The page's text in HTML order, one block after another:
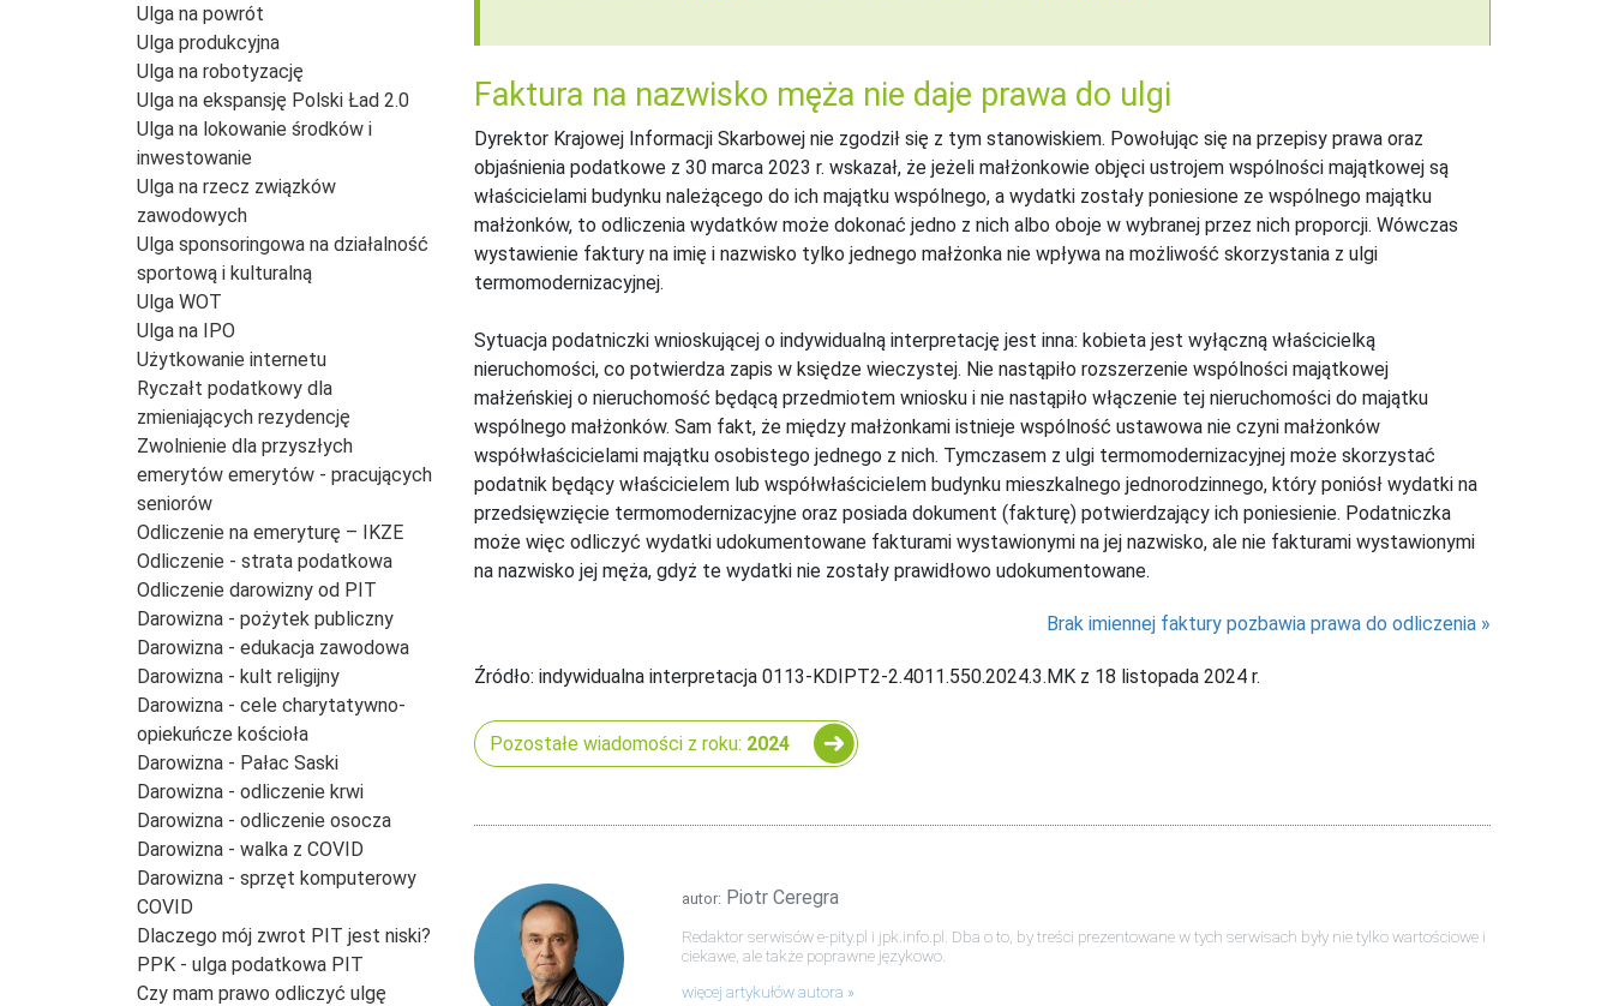
Ulga na powrót
Ulga produkcyjna
Ulga na robotyzację
Ulga na ekspansję Polski Ład 2.0
Ulga na lokowanie środków i
inwestowanie
Ulga na rzecz związków
zawodowych
Ulga sponsoringowa na działalność
sportową i kulturalną
Ulga WOT
Ulga na IPO
Użytkowanie internetu
Ryczałt podatkowy dla
zmieniających rezydencję
Zwolnienie dla przyszłych
emerytów emerytów - pracujących
seniorów
Odliczenie na emeryturę – IKZE
Odliczenie - strata podatkowa
Odliczenie darowizny od PIT
Darowizna - pożytek publiczny
Darowizna - edukacja zawodowa
Darowizna - kult religijny
Darowizna - cele charytatywno-
opiekuńcze kościoła
Darowizna - Pałac Saski
Darowizna - odliczenie krwi
Darowizna - odliczenie osocza
Darowizna - walka z COVID
Darowizna - sprzęt komputerowy
COVID
Dlaczego mój zwrot PIT jest niski?
PPK - ulga podatkowa PIT
Czy mam prawo odliczyć ulgę
Faktura na nazwisko męża nie daje prawa do ulgi
Dyrektor Krajowej Informacji Skarbowej nie zgodził się z tym stanowiskiem. Powołując się na przepisy prawa oraz
objaśnienia podatkowe z 30 marca 2023 r. wskazał, że jeżeli małżonkowie objęci ustrojem wspólności majątkowej są
właścicielami budynku należącego do ich majątku wspólnego, a wydatki zostały poniesione ze wspólnego majątku
małżonków, to odliczenia wydatków może dokonać jedno z nich albo oboje w wybranej przez nich proporcji. Wówczas
wystawienie faktury na imię i nazwisko tylko jednego małżonka nie wpływa na możliwość skorzystania z ulgi
termomodernizacyjnej.
Sytuacja podatniczki wnioskującej o indywidualną interpretację jest inna: kobieta jest wyłączną właścicielką
nieruchomości, co potwierdza zapis w księdze wieczystej. Nie nastąpiło rozszerzenie wspólności majątkowej
małżeńskiej o nieruchomość będącą przedmiotem wniosku i nie nastąpiło włączenie tej nieruchomości do majątku
wspólnego małżonków. Sam fakt, że między małżonkami istnieje wspólność ustawowa nie czyni małżonków
współwłaścicielami majątku osobistego jednego z nich. Tymczasem z ulgi termomodernizacyjnej może skorzystać
podatnik będący właścicielem lub współwłaścicielem budynku mieszkalnego jednorodzinnego, który poniósł wydatki na
przedsięwzięcie termomodernizacyjne oraz posiada dokument (fakturę) potwierdzający ich poniesienie. Podatniczka
może więc odliczyć wydatki udokumentowane fakturami wystawionymi na jej nazwisko, ale nie fakturami wystawionymi
na nazwisko jej męża, gdyż te wydatki nie zostały prawidłowo udokumentowane.
Brak imiennej faktury pozbawia prawa do odliczenia
Źródło: indywidualna interpretacja 0113-KDIPT2-2.4011.550.2024.3.MK z 18 listopada 2024 r.
Pozostałe wiadomości z roku: 2024
autor: Piotr Ceregra
Redaktor serwisów e-pity.pl i jpk.info.pl. Dba o to, by treści prezentowane w tych serwisach były nie tylko wartościowe i
ciekawe, ale także poprawne językowo.
więcej artykułów autora